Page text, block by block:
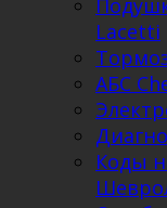
Lacetti
АБС
Коды